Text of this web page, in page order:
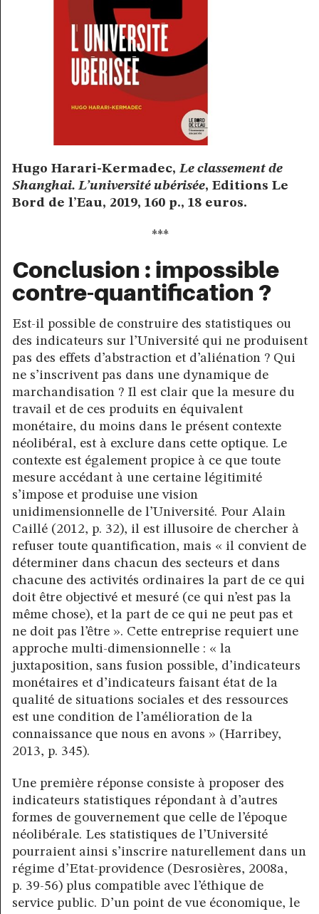
Hugo Harari-Kermadec,Le classement de
Shanghai. L’université ubérisée, Editions Le
Bord de l’Eau, 2019, 160 p., 18 euros.
***
Conclusion : impossible
contre-quantification ?
Est-il possible de construire des statistiques ou
des indicateurs sur l’Université qui ne produisent
pas des effets d’abstraction et d’aliénation ? Qui
ne s’inscrivent pas dans une dynamique de
marchandisation ? Il est clair que la mesure du
travail et de ces produits en équivalent
monétaire, du moins dans le présent contexte
néolibéral, est à exclure dans cette optique. Le
contexte est également propice à ce que toute
mesure accédant à une certaine légitimité
s’impose et produise une vision
unidimensionnelle de l’Université. Pour Alain
Caillé (2012, p. 32), il est illusoire de chercher à
refuser toute quantification, mais « il convient de
déterminer dans chacun des secteurs et dans
chacune des activités ordinaires la part de ce qui
doit être objectivé et mesuré (ce qui n’est pas la
même chose), et la part de ce qui ne peut pas et
ne doit pas l’être ». Cette entreprise requiert une
approche multi-dimensionnelle : « la
juxtaposition, sans fusion possible, d’indicateurs
monétaires et d’indicateurs faisant état de la
qualité de situations sociales et des ressources
est une condition de l’amélioration de la
connaissance que nous en avons » (Harribey,
2013, p. 345).
Une première réponse consiste à proposer des
indicateurs statistiques répondant à d’autres
formes de gouvernement que celle de l’époque
néolibérale. Les statistiques de l’Université
pourraient ainsi s’inscrire naturellement dans un
régime d’Etat-providence (Desrosières, 2008a,
p. 39-56) plus compatible avec l’éthique de
service public. D’un point de vue économique, le